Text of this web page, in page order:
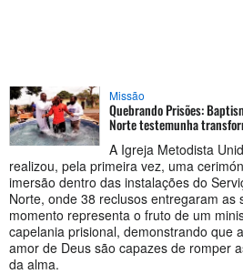
Missão
Quebrando Prisões:
Norte testemunha
A Igreja Metodista
realizou, pela primeira vez, uma
imersão dentro das instalações do
Norte, onde 38 reclusos entregaram as
momento representa o fruto de um
capelania prisional, demonstrando que
amor de Deus são capazes de romper
da alma.